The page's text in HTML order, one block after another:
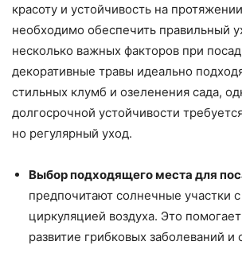
красоту и устойчивость на
необходимо обеспечить правильный
несколько важных факторов при
декоративные травы идеально
стильных клумб и озеленения сада,
долгосрочной устойчивости
но регулярный уход.
Выбор подходящего места для
предпочитают солнечные участки
циркуляцией воздуха. Это
развитие грибковых заболеваний и